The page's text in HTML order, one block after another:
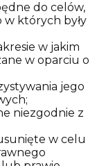
do celów,
w których były
w jakim
w oparciu o
jego
niezgodnie z
w celu